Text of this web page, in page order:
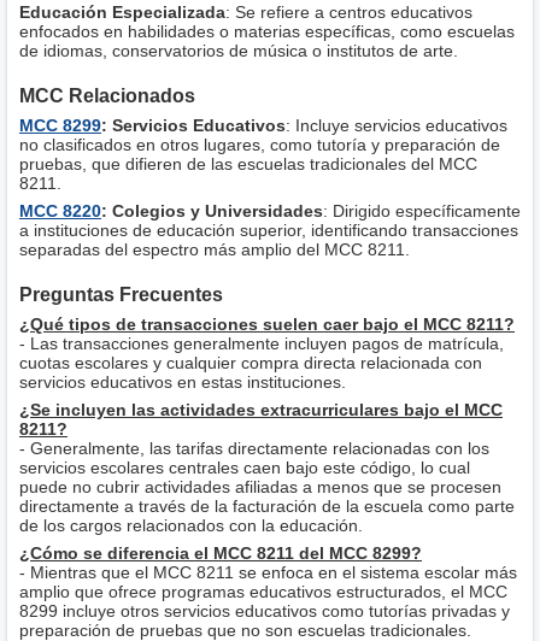
Educación Especializada: Se refiere a centros educativos
enfocados en habilidades o materias específicas, como escuelas
de idiomas, conservatorios de música o institutos de arte.
MCC Relacionados
MCC 8299: Servicios Educativos: Incluye servicios educativos
no clasificados en otros lugares, como tutoría y preparación de
pruebas, que difieren de las escuelas tradicionales del MCC
8211.
MCC 8220: Colegios y Universidades: Dirigido específicamente
a instituciones de educación superior, identificando transacciones
separadas del espectro más amplio del MCC 8211.
Preguntas Frecuentes
¿Qué tipos de transacciones suelen caer bajo el MCC 8211?
- Las transacciones generalmente incluyen pagos de matrícula,
cuotas escolares y cualquier compra directa relacionada con
servicios educativos en estas instituciones.
¿Se incluyen las actividades extracurriculares bajo el MCC
8211?
- Generalmente, las tarifas directamente relacionadas con los
servicios escolares centrales caen bajo este código, lo cual
puede no cubrir actividades afiliadas a menos que se procesen
directamente a través de la facturación de la escuela como parte
de los cargos relacionados con la educación.
¿Cómo se diferencia el MCC 8211 del MCC 8299?
- Mientras que el MCC 8211 se enfoca en el sistema escolar más
amplio que ofrece programas educativos estructurados, el MCC
8299 incluye otros servicios educativos como tutorías privadas y
preparación de pruebas que no son escuelas tradicionales.